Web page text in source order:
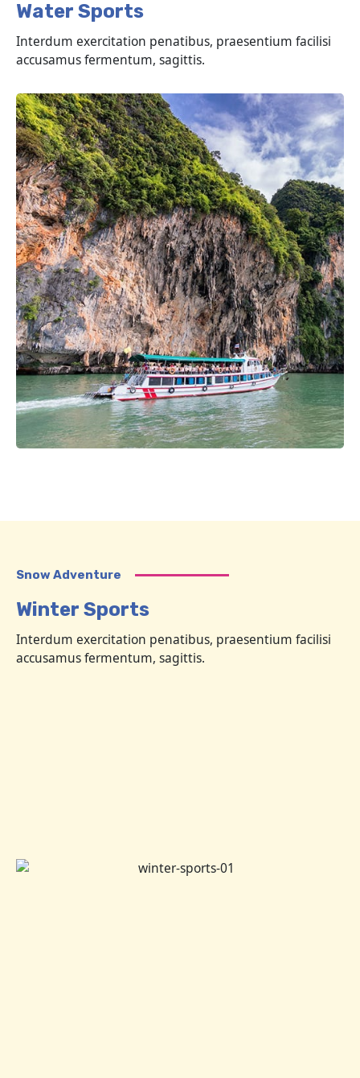
Water Sports
Interdum exercitation penatibus, praesentium facilisi
accusamus fermentum, sagittis.
Snow Adventure
Winter Sports
Interdum exercitation penatibus, praesentium facilisi
accusamus fermentum, sagittis.